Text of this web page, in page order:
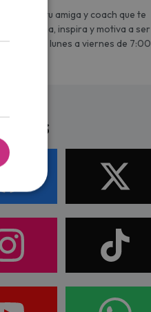
es tu amiga y coach que te
acompaña, inspira y motiva a ser
de lunes a viernes de 7:00
p.m.